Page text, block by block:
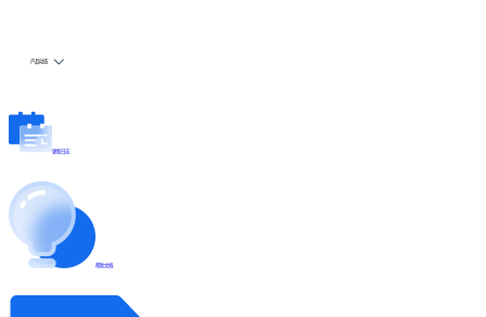
产品动态
更新日志
帮助文档